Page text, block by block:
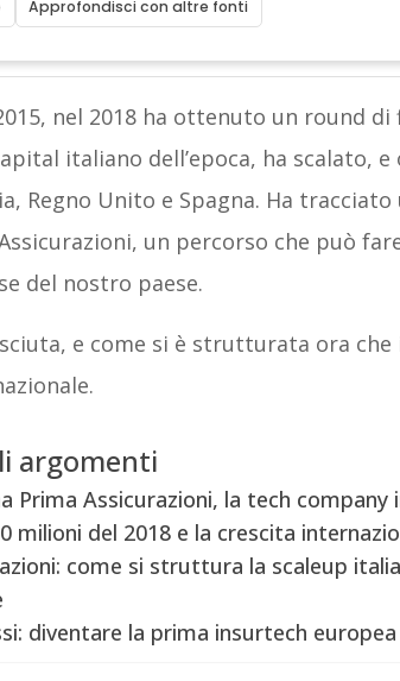
Approfondisci con altre fonti
nel 2018 ha ottenuto un round
italiano dell’epoca, ha scalato,
Regno Unito e Spagna. Ha
un percorso che può
del nostro paese.
e come si è strutturata ora
argomenti
Prima Assicurazioni, la tech company
milioni del 2018 e la crescita
come si struttura la scaleup
diventare la prima insurtech